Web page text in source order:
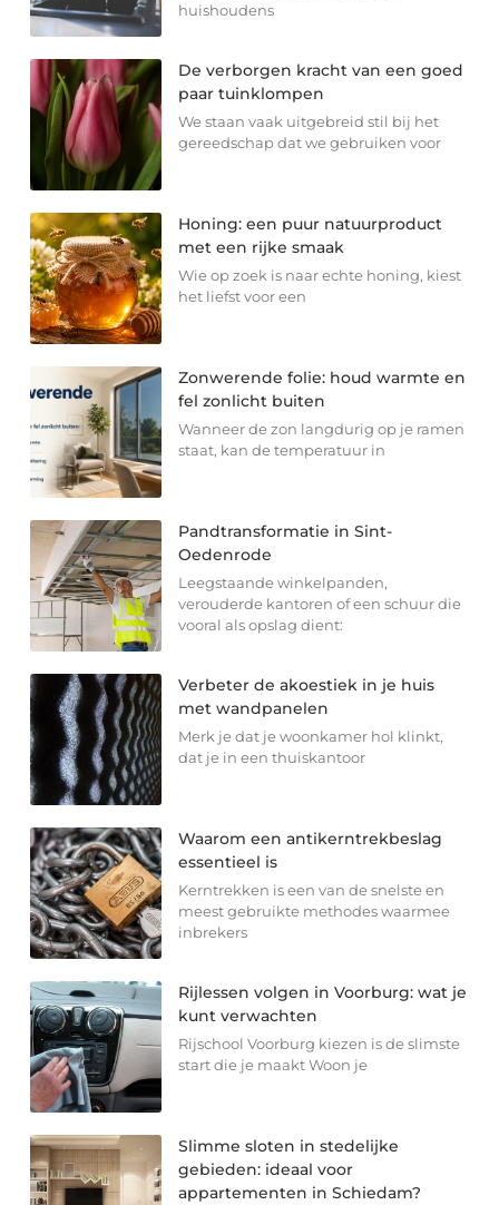
huishoudens
De verborgen kracht van een goed
paar tuinklompen
We staan vaak uitgebreid stil bij het
gereedschap dat we gebruiken voor
Honing: een puur natuurproduct
met een rijke smaak
Wie op zoek is naar echte honing, kiest
het liefst voor een
Zonwerende folie: houd warmte en
fel zonlicht buiten
Wanneer de zon langdurig op je ramen
staat, kan de temperatuur in
Pandtransformatie in Sint-
Oedenrode
Leegstaande winkelpanden,
verouderde kantoren of een schuur die
vooral als opslag dient:
Verbeter de akoestiek in je huis
met wandpanelen
Merk je dat je woonkamer hol klinkt,
dat je in een thuiskantoor
Waarom een antikerntrekbeslag
essentieel is
Kerntrekken is een van de snelste en
meest gebruikte methodes waarmee
inbrekers
Rijlessen volgen in Voorburg: wat je
kunt verwachten
Rijschool Voorburg kiezen is de slimste
start die je maakt Woon je
Slimme sloten in stedelijke
gebieden: ideaal voor
appartementen in Schiedam?